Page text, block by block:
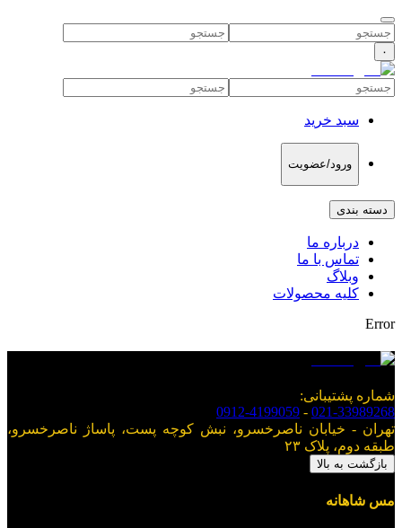
۰
سبد خرید
ورود/عضویت
دسته بندی
درباره ما
تماس با ما
وبلاگ
کلیه محصولات
Error
شماره پشتیبانی:
021-33989268
-
0912-4199059
تهران - خیابان ناصرخسرو، نبش کوچه پست، پاساژ ناصرخسرو،
طبقه دوم، پلاک ۲۳
بازگشت به بالا
مس شاهانه